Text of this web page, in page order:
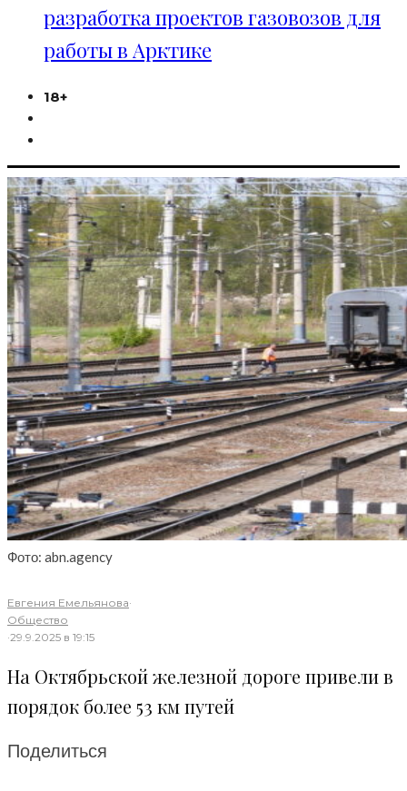
разработка проектов газовозов для
работы в Арктике
18+
Фото: abn.agency
Евгения Емельянова·
Общество
·29.9.2025 в 19:15
На Октябрьской железной дороге привели в
порядок более 53 км путей
Поделиться